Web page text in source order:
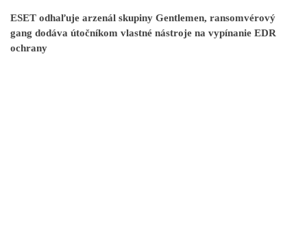
ESET odhaľuje arzenál skupiny Gentlemen, ransomvérový
gang dodáva útočníkom vlastné nástroje na vypínanie EDR
ochrany